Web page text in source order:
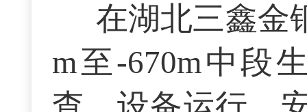
在湖北三鑫金
m至-670m中段